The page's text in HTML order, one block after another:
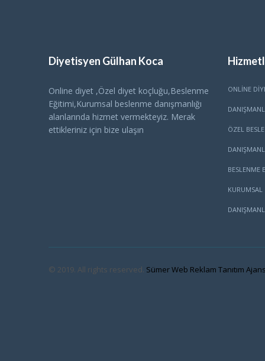
Diyetisyen Gülhan Koca
Online diyet ,Özel diyet koçluğu,Beslenme
Eğitimi,Kurumsal beslenme danışmanlığı
alanlarında hizmet vermekteyiz. Merak
ettikleriniz için bize ulaşın
ONLINE
ÖZEL
BESLENME
KURUMSAL
© 2019. All rights reserved. Sümer Web Reklam Tanıtım